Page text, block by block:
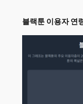
블랙툰 이용자 연